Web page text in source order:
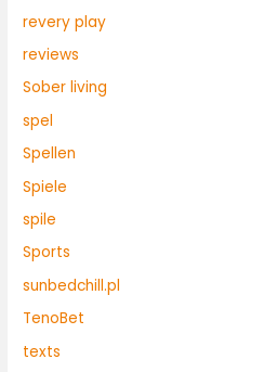
revery play
reviews
Sober living
spel
Spellen
Spiele
spile
Sports
sunbedchill.pl
TenoBet
texts